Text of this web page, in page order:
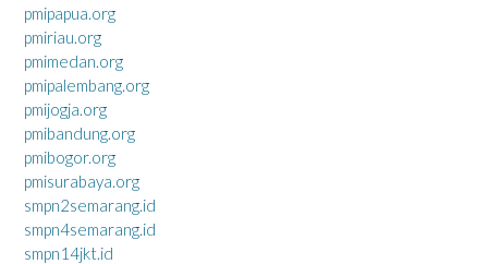
pmipapua.org
pmiriau.org
pmimedan.org
pmipalembang.org
pmijogja.org
pmibandung.org
pmibogor.org
pmisurabaya.org
smpn2semarang.id
smpn4semarang.id
smpn14jkt.id